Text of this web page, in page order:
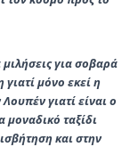
για σοβαρά
μόνο εκεί η
γιατί είναι ο
ταξίδι
και στην